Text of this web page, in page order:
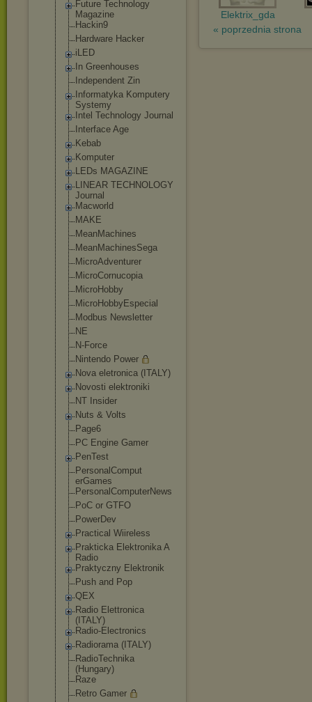
Future Technology
Magazine
Hackin9
Hardware Hacker
iLED
In Greenhouses
Independent Zin
Informatyka Komputery
Systemy
Intel Technology Journal
Interface Age
Kebab
Komputer
LEDs MAGAZINE
LINEAR TECHNOLOGY
Journal
Macworld
MAKE
MeanMachines
MeanMachinesSega
MicroAdventurer
MicroCornucopia
MicroHobby
MicroHobbyEspecial
Modbus Newsletter
NE
N-Force
Nintendo Power
Nova eletronica (ITALY)
Novosti elektroniki
NT Insider
Nuts & Volts
Page6
PC Engine Gamer
PenTest
PersonalComput
erGames
PersonalComputerNews
PoC or GTFO
PowerDev
Practical Wiireless
Prakticka Elektronika A
Radio
Praktyczny Elektronik
Push and Pop
QEX
Radio Elettronica
(ITALY)
Radio-Electronics
Radiorama (ITALY)
RadioTechnika
(Hungary)
Raze
Retro Gamer
Elektrix_gda
« poprzednia strona